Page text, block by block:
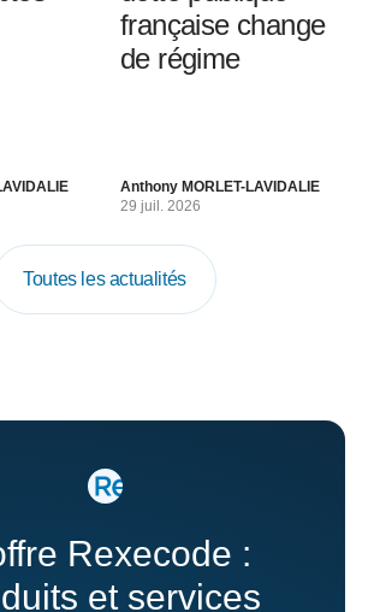
française change
de régime
Anthony MORLET-LAVIDALIE
29 juil. 2026
Toutes les actualités
Rexecode :
et services